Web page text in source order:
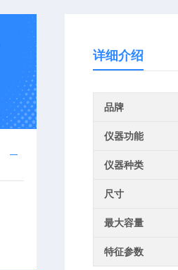
详细介绍
品牌
仪器功能
仪器种类
尺寸
最大容量
特征参数